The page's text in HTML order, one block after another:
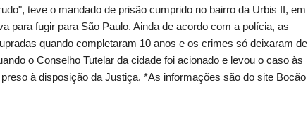
teve o mandado de prisão cumprido no bairro da Urbis II, em
para fugir para São Paulo. Ainda de acordo com a polícia, as
quando completaram 10 anos e os crimes só deixaram de
o Conselho Tutelar da cidade foi acionado e levou o caso às
à disposição da Justiça. *As informações são do site Bocão